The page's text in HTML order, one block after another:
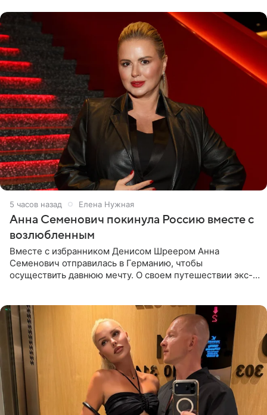
5 часов назад Елена Нужная
Анна Семенович покинула Россию вместе с
возлюбленным
Вместе с избранником Денисом Шреером Анна
Семенович отправилась в Германию, чтобы
осуществить давнюю мечту. О своем путешествии экс-